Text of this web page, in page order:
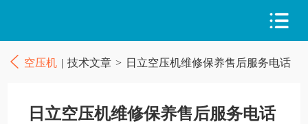
空压机 | 技术文章 > 日立空压机维修保养售后服务电话
日立空压机维修保养售后服务电话